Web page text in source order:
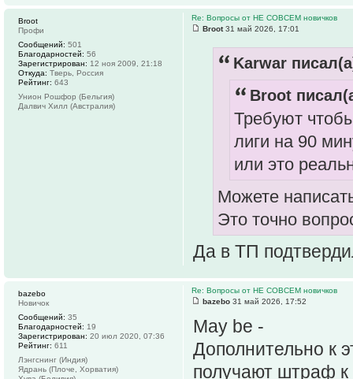
Re: Вопросы от НЕ СОВСЕМ новичков
Broot31 май 2026, 17:01
Karwar
Broot
Требуют
лиги на 90
или это
Можете
Это точно
Да в ТП
Broot
Профи
Сообщений: 501
Благодарностей: 56
Зарегистрирован: 12 ноя 2009, 21:18
Откуда: Тверь, Россия
Рейтинг: 643
Унион Рошфор (Бельгия)
Далвич Хилл (Австралия)
Re: Вопросы от НЕ СОВСЕМ новичков
bazebo 31 май 2026, 17:52
May be -
Дополнительно к
получают штраф к
bazebo
Новичок
Сообщений: 35
Благодарностей: 19
Зарегистрирован: 20 июл 2020, 07:36
Рейтинг: 611
Лэнгснинг (Индия)
Ядрань (Плоче, Хорватия)